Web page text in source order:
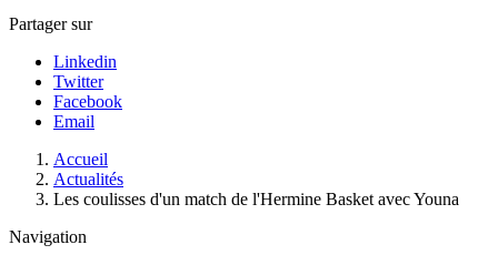
Partager sur
Linkedin
Twitter
Facebook
Email
d'Ariane
Accueil
Actualités
Les coulisses d'un match de l'Hermine Basket avec Youna
Navigation